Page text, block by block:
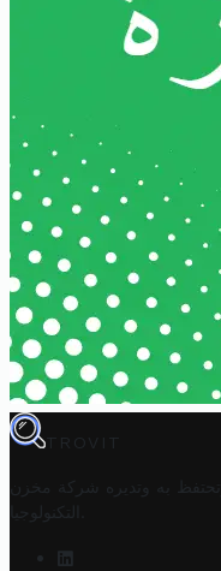
TROVIT
به وتديره
شركة مخزن
التكنولوجيا